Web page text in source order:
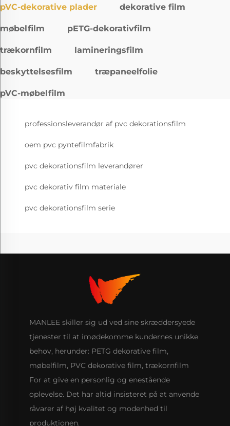
pVC-dekorative plader dekorative film
møbelfilm pETG-dekorativfilm
trækornfilm lamineringsfilm
beskyttelsesfilm træpaneelfolie
pVC-møbelfilm
professionsleverandør af pvc dekorationsfilm
oem pvc pyntefilmfabrik
pvc dekorationsfilm leverandører
pvc dekorativ film materiale
pvc dekorationsfilm serie
MANLEE skiller sig ud ved sine skræddersyede
tjenester til at imødekomme kundernes unikke
behov, herunder: PETG dekorative film,
møbelfilm, PVC dekorative film, trækornfilm
For at give en personlig og enestående
oplevelse. Det har altid insisteret på at anvende
råvarer af høj kvalitet og modenhed til
produktionen.